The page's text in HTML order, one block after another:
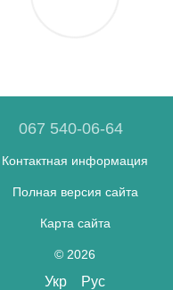
067 540-06-64
Контактная информация
Полная версия сайта
Карта сайта
© 2026
Укр Рус